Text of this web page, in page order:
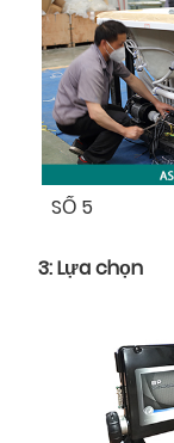
SỐ 5
3: Lựa chọn